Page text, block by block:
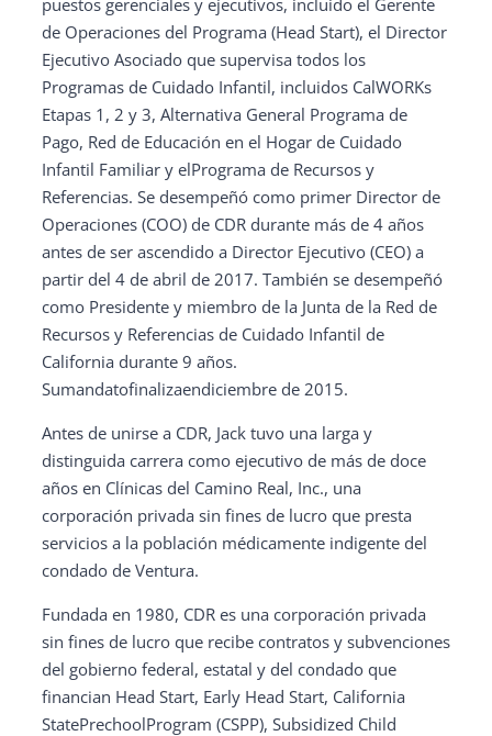
puestos gerenciales y ejecutivos, incluido el Gerente
de Operaciones del Programa (Head Start), el Director
Ejecutivo Asociado que supervisa todos los
Programas de Cuidado Infantil, incluidos CalWORKs
Etapas 1, 2 y 3, Alternativa General Programa de
Pago, Red de Educación en el Hogar de Cuidado
Infantil Familiar y elPrograma de Recursos y
Referencias. Se desempeñó como primer Director de
Operaciones (COO) de CDR durante más de 4 años
antes de ser ascendido a Director Ejecutivo (CEO) a
partir del 4 de abril de 2017. También se desempeñó
como Presidente y miembro de la Junta de la Red de
Recursos y Referencias de Cuidado Infantil de
California durante 9 años.
Sumandatofinalizaendiciembre de 2015.
Antes de unirse a CDR, Jack tuvo una larga y
distinguida carrera como ejecutivo de más de doce
años en Clínicas del Camino Real, Inc., una
corporación privada sin fines de lucro que presta
servicios a la población médicamente indigente del
condado de Ventura.
Fundada en 1980, CDR es una corporación privada
sin fines de lucro que recibe contratos y subvenciones
del gobierno federal, estatal y del condado que
financian Head Start, Early Head Start, California
StatePrechoolProgram (CSPP), Subsidized Child